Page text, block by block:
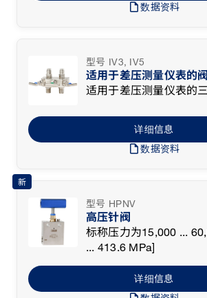
draft数据资料
型号 IV3, IV5
适用于差压测量仪表的
适用于差压测量仪表的
draft数据资料
详细信息
新
型号 HPNV
高压针阀
标称压力为15,000 ...
... 413.6 MPa]
详细信息